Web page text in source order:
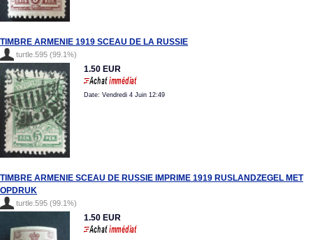
TIMBRE ARMENIE 1919 SCEAU DE LA RUSSIE
turtle.595 (99.1%)
1.50 EUR
Date: Vendredi 4 Juin 12:49
TIMBRE ARMENIE SCEAU DE RUSSIE IMPRIME 1919 RUSLANDZEGEL MET
OPDRUK
turtle.595 (99.1%)
1.50 EUR